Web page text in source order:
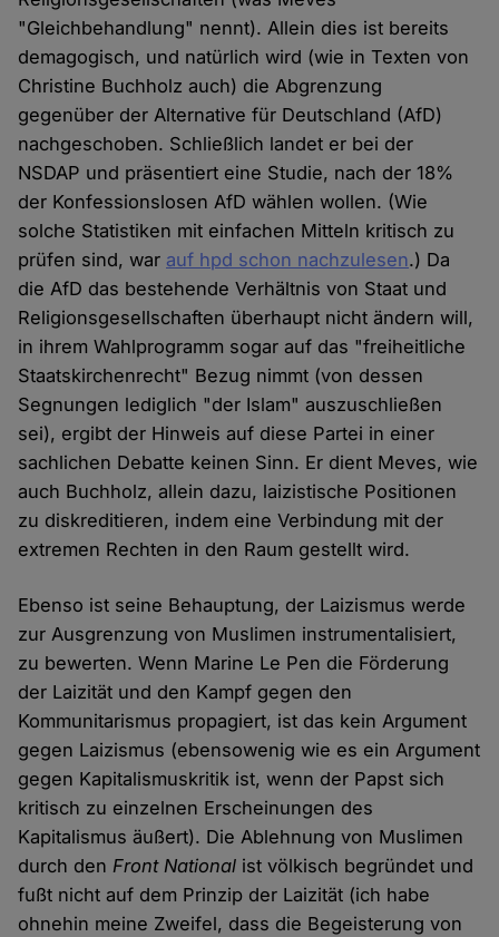
"Gleichbehandlung" nennt). Allein dies ist bereits
demagogisch, und natürlich wird (wie in Texten von
Christine Buchholz auch) die Abgrenzung
gegenüber der Alternative für Deutschland (AfD)
nachgeschoben. Schließlich landet er bei der
NSDAP und präsentiert eine Studie, nach der 18%
der Konfessionslosen AfD wählen wollen. (Wie
solche Statistiken mit einfachen Mitteln kritisch zu
prüfen sind, war auf hpd schon nachzulesen.) Da
die AfD das bestehende Verhältnis von Staat und
Religionsgesellschaften überhaupt nicht ändern will,
in ihrem Wahlprogramm sogar auf das "freiheitliche
Staatskirchenrecht" Bezug nimmt (von dessen
Segnungen lediglich "der Islam" auszuschließen
sei), ergibt der Hinweis auf diese Partei in einer
sachlichen Debatte keinen Sinn. Er dient Meves, wie
auch Buchholz, allein dazu, laizistische Positionen
zu diskreditieren, indem eine Verbindung mit der
extremen Rechten in den Raum gestellt wird.
Ebenso ist seine Behauptung, der Laizismus werde
zur Ausgrenzung von Muslimen instrumentalisiert,
zu bewerten. Wenn Marine Le Pen die Förderung
der Laizität und den Kampf gegen den
Kommunitarismus propagiert, ist das kein Argument
gegen Laizismus (ebensowenig wie es ein Argument
gegen Kapitalismuskritik ist, wenn der Papst sich
kritisch zu einzelnen Erscheinungen des
Kapitalismus äußert). Die Ablehnung von Muslimen
durch denFront National ist völkisch begründet und
fußt nicht auf dem Prinzip der Laizität (ich habe
ohnehin meine Zweifel, dass die Begeisterung von